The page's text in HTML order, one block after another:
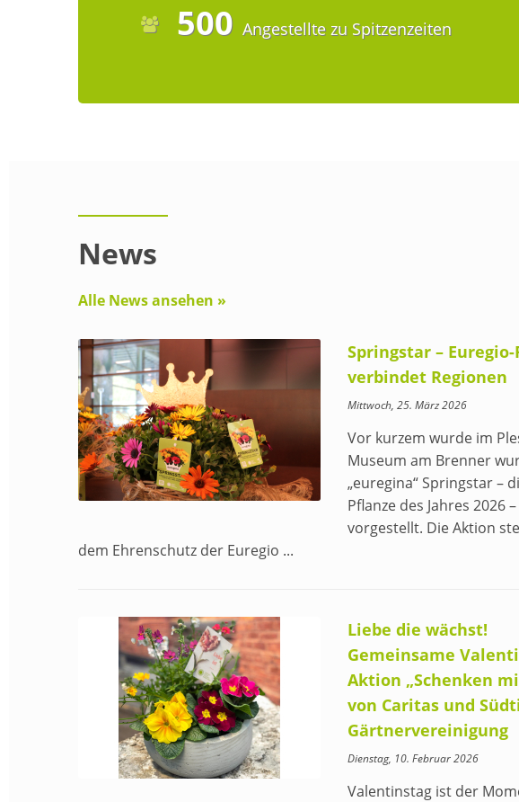
500 Angestellte zu Spitzenzeiten
News
Alle News ansehen »
Springstar – Euregio-
verbindet Regionen
Mittwoch, 25. März 2026
Vor kurzem wurde im
Museum am Brenner
„euregina“ Springstar –
Pflanze des Jahres 2026
vorgestellt. Die Aktion
dem Ehrenschutz der Euregio ...
Liebe die wächst!
Gemeinsame
Aktion „Schenken
von Caritas und
Gärtnervereinigung
Dienstag, 10. Februar 2026
Valentinstag ist der